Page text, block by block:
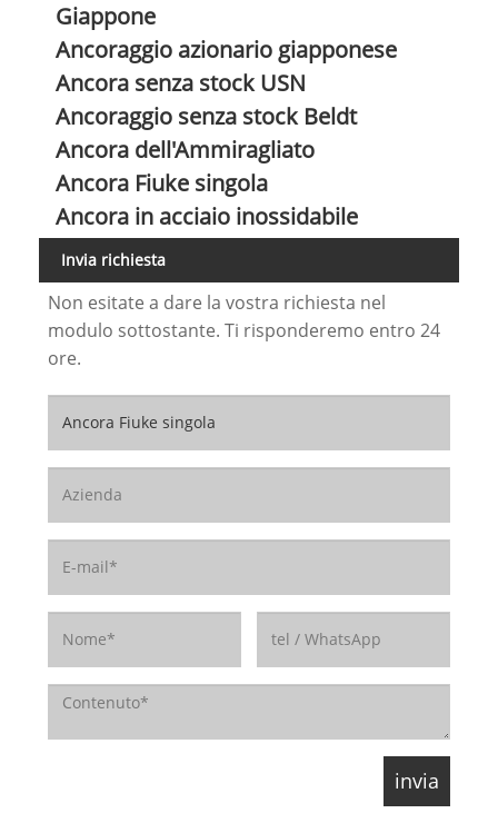
Giappone
Ancoraggio azionario giapponese
Ancora senza stock USN
Ancoraggio senza stock Beldt
Ancora dell'Ammiragliato
Ancora Fiuke singola
Ancora in acciaio inossidabile
Invia richiesta
Non esitate a dare la vostra richiesta nel
modulo sottostante. Ti risponderemo entro 24
ore.